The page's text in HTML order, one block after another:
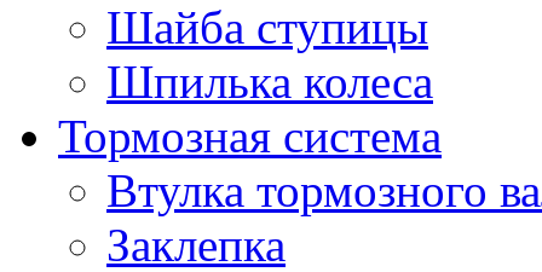
Шайба ступицы
Шпилька колеса
Тормозная система
Втулка тормозного
Заклепка